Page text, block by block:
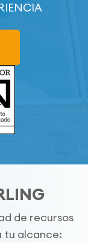
de recursos
tu alcance: